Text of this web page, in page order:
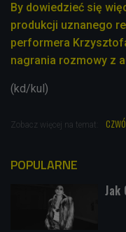
By dowiedzieć się
produkcji uznanego
performera
nagrania rozmowy z
(kd/kul)
Zobacz więcej na temat:
POPULARNE
Jak